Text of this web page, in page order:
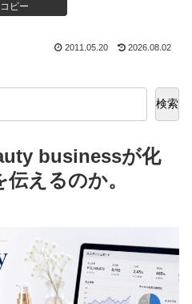
コピー
2011.05.20 2026.08.02
検索
businessが化
えるのか。